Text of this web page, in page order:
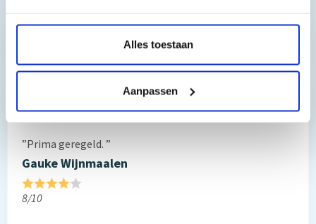
Alles toestaan
Aanpassen
Hebt u vragen bij het artikel?
Reviews van klanten…
”Prima geregeld. ”
Gauke Wijnmaalen
8/10